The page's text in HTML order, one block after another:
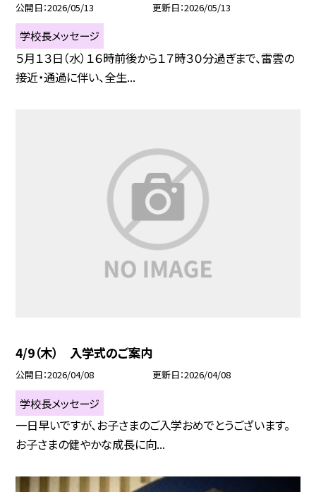
公開日 2026/05/13 更新日 2026/05/13
学校長メッセージ
５月１３日（水）１６時前後から１７時３０分過ぎまで、雷雲の
接近・通過に伴い、全生...
4/9（木） 入学式のご案内
公開日 2026/04/08 更新日 2026/04/08
学校長メッセージ
一日早いですが、お子さまのご入学おめでとうございます。
お子さまの健やかな成長に向...